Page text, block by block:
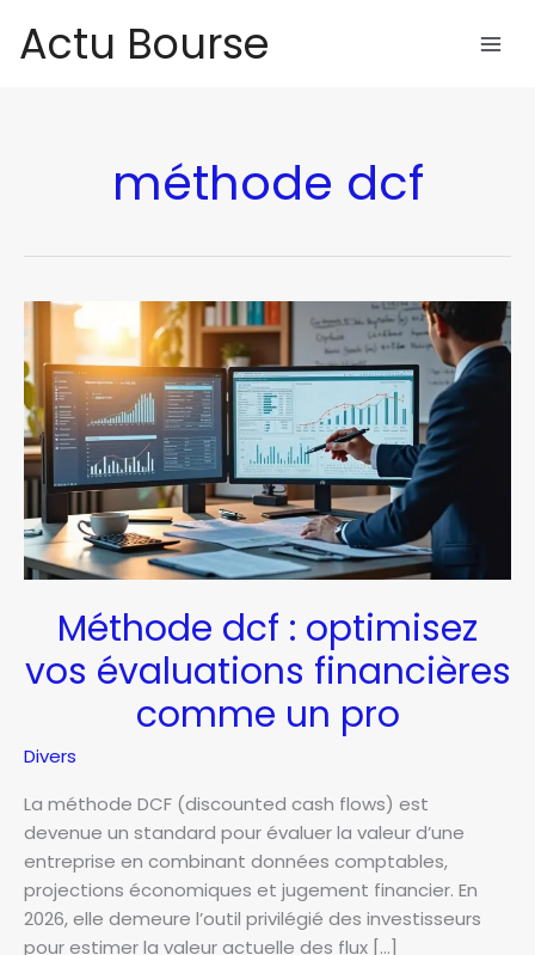
Actu Bourse
méthode dcf
Méthode dcf : optimisez
vos évaluations financières
comme un pro
Divers
La méthode DCF (discounted cash flows) est
devenue un standard pour évaluer la valeur d’une
entreprise en combinant données comptables,
projections économiques et jugement financier. En
2026, elle demeure l’outil privilégié des investisseurs
pour estimer la valeur actuelle des flux […]